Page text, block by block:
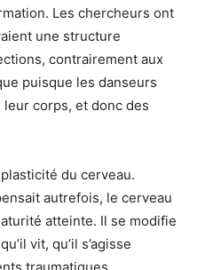
Les chercheurs ont
une structure
contrairement aux
puisque les danseurs
corps, et donc des
du cerveau.
autrefois, le cerveau
atteinte. Il se modifie
vit, qu’il s’agisse